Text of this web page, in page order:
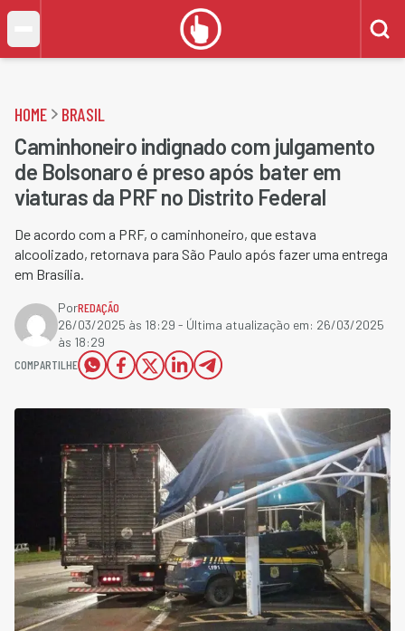
HOME BRASIL
Caminhoneiro indignado com julgamento
de Bolsonaro é preso após bater em
viaturas da PRF no Distrito Federal
De acordo com a PRF, o caminhoneiro, que estava
alcoolizado, retornava para São Paulo após fazer uma entrega
em Brasília.
PorREDAÇÃO
26/03/2025 às 18:29 - Última atualização em: 26/03/2025
às 18:29
COMPARTILHE